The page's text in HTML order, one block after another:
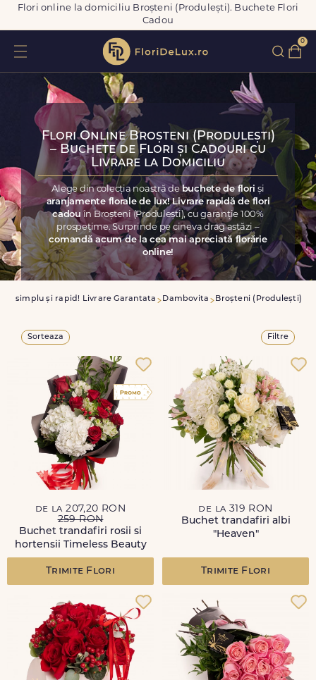
Flori online la domiciliu Broșteni (Produlești). Buchete Flori
Cadou
0
Flori Online Broșteni (Produlești)
– Buchete de Flori și Cadouri cu
Livrare la Domiciliu
Alege din colecția noastră de buchete de floriși
aranjamente florale de lux! Livrare rapidă de flori
cadou în Broșteni (Produlești), cu garanție 100%
prospețime. Surprinde pe cineva drag astăzi –
comandă acum de la cea mai apreciată florărie
online!
simplu și rapid! Livrare Garantata Dambovita Broșteni (Produlești)
Sorteaza Filtre
de la 207,20 RON
259 RON
Buchet trandafiri rosii si
hortensii Timeless Beauty
Trimite Flori
de la 319 RON
Buchet trandafiri albi
"Heaven"
Trimite Flori